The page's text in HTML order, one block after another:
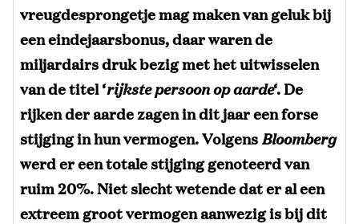
vreugdesprongetje mag maken van geluk bij
een eindejaarsbonus, daar waren de
miljardairs druk bezig met het uitwisselen
van de titel ‘rijkste persoon op aarde‘. De
rijken der aarde zagen in dit jaar een forse
stijging in hun vermogen. VolgensBloomberg
werd er een totale stijging genoteerd van
ruim 20%. Niet slecht wetende dat er al een
extreem groot vermogen aanwezig is bij dit